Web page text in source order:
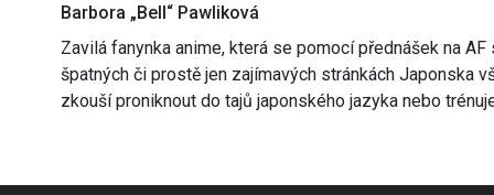
Barbora „Bell“ Pawliková
Zavilá fanynka anime, která se pomocí přednášek na
špatných či prostě jen zajímavých stránkách Japonska
zkouší proniknout do tajů japonského jazyka nebo